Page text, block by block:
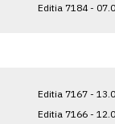
Editia 7184 -
Editia 7167 -
Editia 7166 -